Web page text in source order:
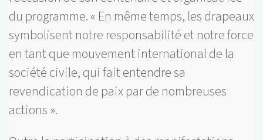
du programme. « En même temps, les drapeaux
symbolisent notre responsabilité et notre force
en tant que mouvement international de la
société civile, qui fait entendre sa
revendication de paix par de nombreuses
actions ».